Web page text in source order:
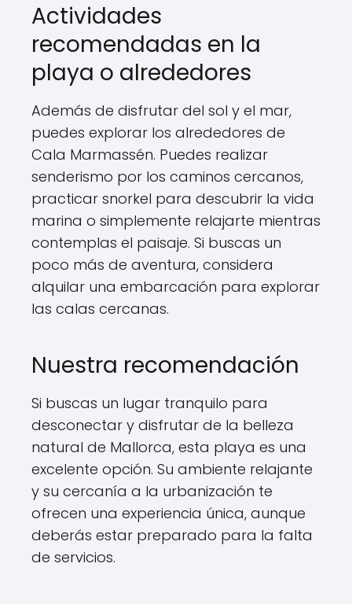
Actividades
recomendadas en la
playa o alrededores
Además de disfrutar del sol y el mar,
puedes explorar los alrededores de
Cala Marmassén. Puedes realizar
senderismo por los caminos cercanos,
practicar snorkel para descubrir la vida
marina o simplemente relajarte mientras
contemplas el paisaje. Si buscas un
poco más de aventura, considera
alquilar una embarcación para explorar
las calas cercanas.
Nuestra recomendación
Si buscas un lugar tranquilo para
desconectar y disfrutar de la belleza
natural de Mallorca, esta playa es una
excelente opción. Su ambiente relajante
y su cercanía a la urbanización te
ofrecen una experiencia única, aunque
deberás estar preparado para la falta
de servicios.